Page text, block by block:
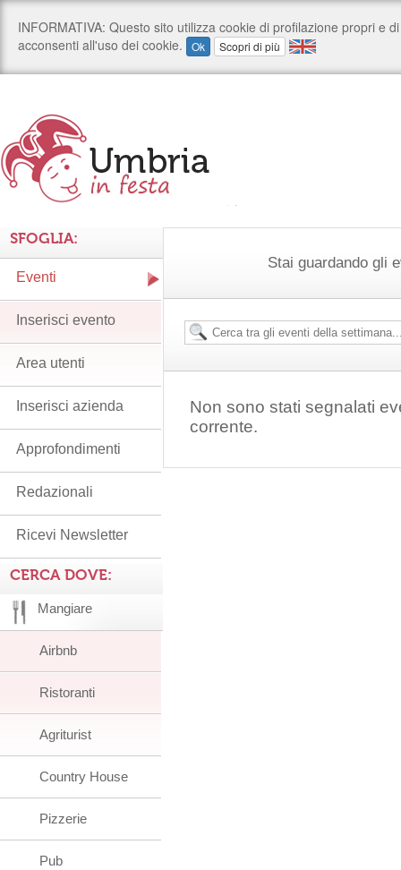
Stai guardando gli
Non sono stati segnalati
corrente.
SFOGLIA:
Eventi
Inserisci evento
Area utenti
Inserisci azienda
Approfondimenti
Redazionali
Ricevi Newsletter
CERCA DOVE:
Mangiare
Airbnb
Ristoranti
Agriturist
Country House
Pizzerie
Pub